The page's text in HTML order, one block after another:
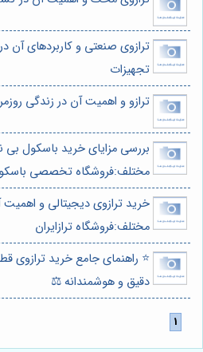
ترازوی صنعتی و کاربردهای آن در
تجهیزات
ترازو و اهمیت آن در زندگی
بررسی مزایای خرید باسکول بی
مختلف:فروشگاه تخصصی باسکول
خرید ترازوی دیجیتالی و اهمیت
مختلف:فروشگاه ترازایران
⭐️ راهنمای جامع خرید ترازوی قطعه
دقیق و هوشمندانه ⚖️